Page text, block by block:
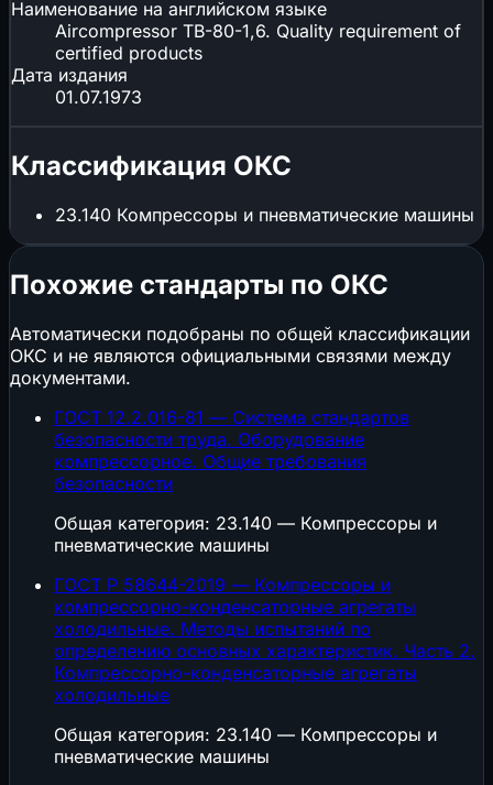
Наименование на английском языке
Aircompressor ТВ-80-1,6. Quality requirement of
certified products
Дата издания
01.07.1973
Классификация ОКС
23.140 Компрессоры и пневматические машины
Похожие стандарты по ОКС
Автоматически подобраны по общей классификации
ОКС и не являются официальными связями между
документами.
ГОСТ 12.2.016-81 — Система стандартов
безопасности труда. Оборудование
компрессорное. Общие требования
безопасности
Общая категория: 23.140 — Компрессоры и
пневматические машины
ГОСТ Р 58644-2019 — Компрессоры и
компрессорно-конденсаторные агрегаты
холодильные. Методы испытаний по
определению основных характеристик. Часть 2.
Компрессорно-конденсаторные агрегаты
холодильные
Общая категория: 23.140 — Компрессоры и
пневматические машины